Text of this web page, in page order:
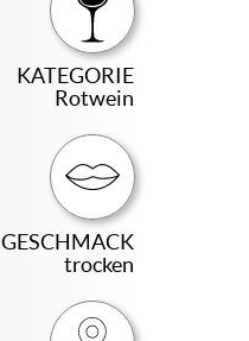
KATEGORIE
Rotwein
GESCHMACK
trocken